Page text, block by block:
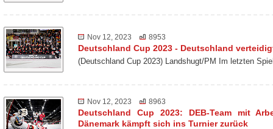
Nov 12, 2023 8953
Deutschland Cup 2023 - Deutschland
(Deutschland Cup 2023) Landshugt/PM Im letzten
Nov 12, 2023 8963
Deutschland Cup 2023: DEB-Team mit
Dänemark kämpft sich ins Turnier zurück